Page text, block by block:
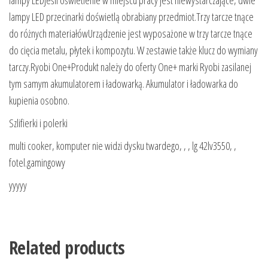
lampy LED przecinarki doświetlą obrabiany przedmiot.Trzy tarcze tnące
do różnych materiałówUrządzenie jest wyposażone w trzy tarcze tnące
do cięcia metalu, płytek i kompozytu. W zestawie także klucz do wymiany
tarczy.Ryobi One+Produkt należy do oferty One+ marki Ryobi zasilanej
tym samym akumulatorem i ładowarką. Akumulator i ładowarka do
kupienia osobno.
Szlifierki i polerki
multi cooker, komputer nie widzi dysku twardego, , , lg 42lv3550, ,
fotel.gamingowy
yyyyy
Related products